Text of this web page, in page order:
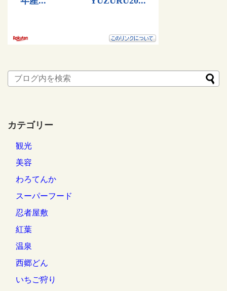
カテゴリー
観光
美容
わろてんか
スーパーフード
忍者屋敷
紅葉
温泉
西郷どん
いちご狩り